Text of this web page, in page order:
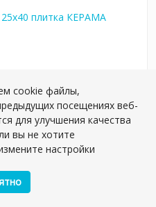
плитка
cookie файлы,
посещениях веб-
для улучшения качества
вы не хотите
настройки